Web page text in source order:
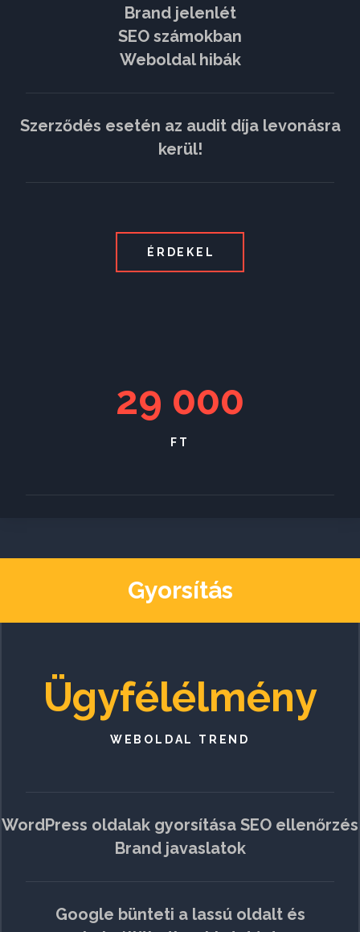
Brand jelenlét
SEO számokban
Weboldal hibák
Szerződés esetén az audit díja levonásra
kerül!
ÉRDEKEL
29 000
FT
Gyorsítás
Ügyfélélmény
WEBOLDAL TREND
WordPress oldalak gyorsítása SEO ellenőrzés
Brand javaslatok
Google bünteti a lassú oldalt és